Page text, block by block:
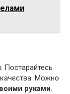
Постарайтесь
Можно
руками.